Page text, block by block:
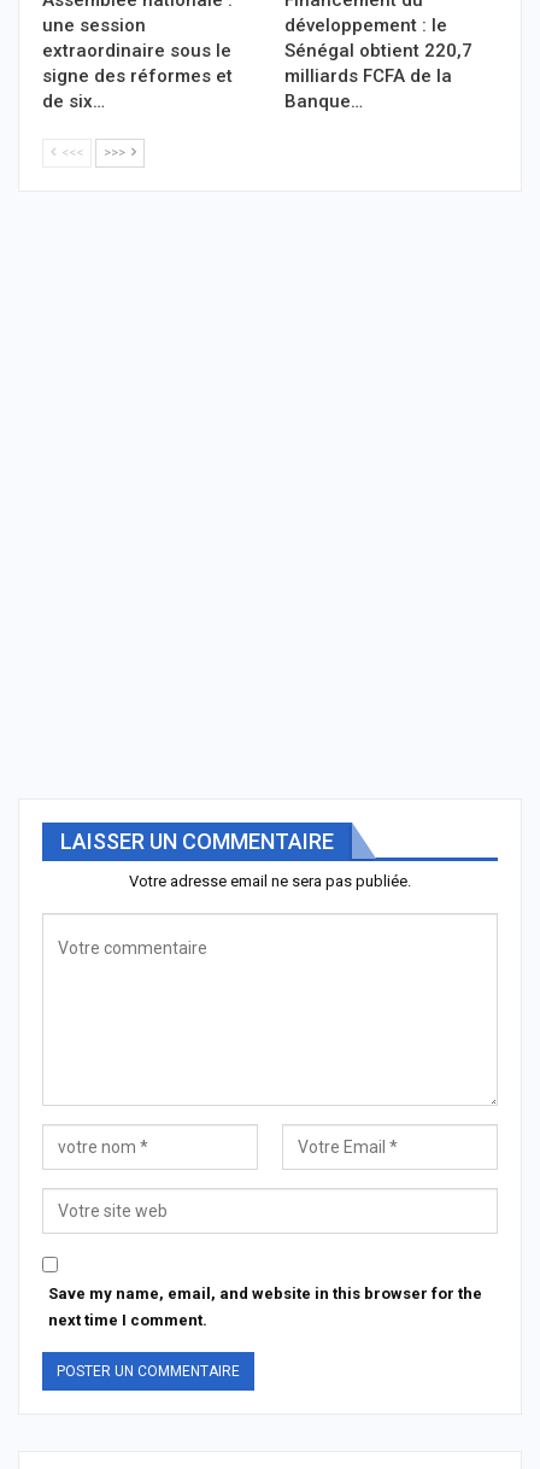
une session
extraordinaire sous le
signe des réformes et
de six…
développement : le
Sénégal obtient 220,7
milliards FCFA de la
Banque…
<<< >>>
LAISSER UN COMMENTAIRE
Votre adresse email ne sera pas publiée.
Save my name, email, and website in this browser for the
next time I comment.